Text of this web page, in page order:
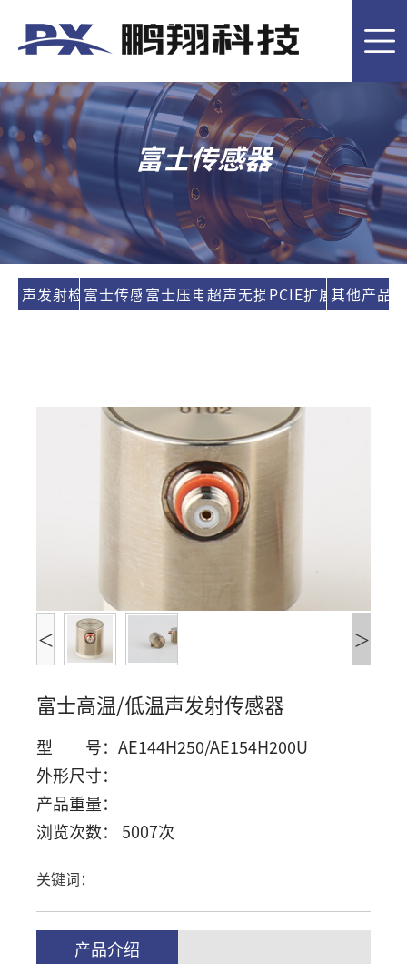
富士传感器
声发射检测系统
富士传感器富士压电陶瓷超声无损检测PCIE扩展坞其他产品
< >
富士高温/低温声发射传感器
型 号：AE144H250/AE154H200U
外形尺寸：
产品重量：
浏览次数： 5007次
关键词：
产品介绍
户
案
例
产
品
介
绍
技
术
应
关
于
新